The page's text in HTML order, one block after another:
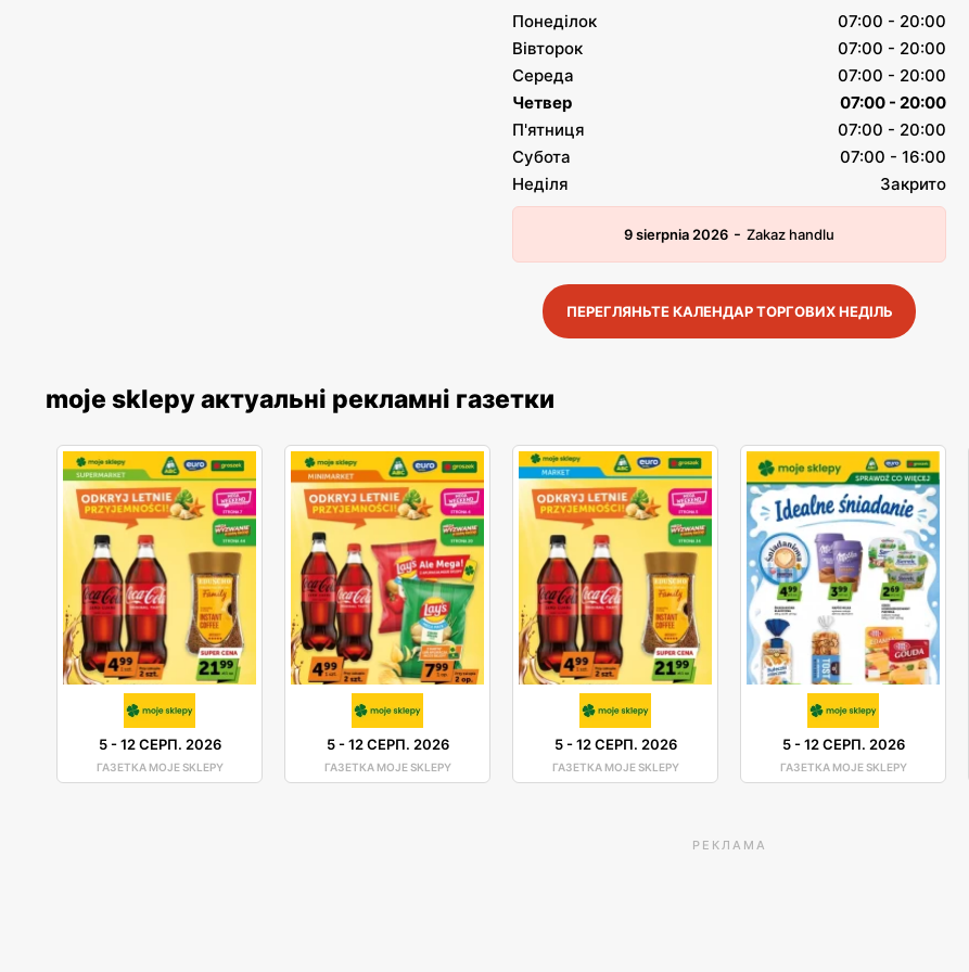
Понеділок
07:00 - 20:00
Вівторок
07:00 - 20:00
Середа
07:00 - 20:00
Четвер
07:00 - 20:00
П'ятниця
07:00 - 20:00
Субота
07:00 - 16:00
Неділя
Закрито
9 sierpnia 2026 - Zakaz handlu
ПЕРЕГЛЯНЬТЕ КАЛЕНДАР ТОРГОВИХ НЕДІЛЬ
moje sklepy актуальні рекламні газетки
5-12 СЕРП. 2026
ГАЗЕТКА MOJE SKLEPY
5-12 СЕРП. 2026
ГАЗЕТКА MOJE SKLEPY
5-12 СЕРП. 2026
ГАЗЕТКА MOJE SKLEPY
5-12 СЕРП. 2026
ГАЗЕТКА MOJE SKLEPY
РЕКЛАМА